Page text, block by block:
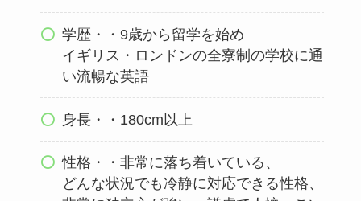
学歴・・9歳から留学を始め
イギリス・ロンドンの全寮制の学校に通
い流暢な英語
身長・・180cm以上
性格・・非常に落ち着いている、
どんな状況でも冷静に対応できる性格、